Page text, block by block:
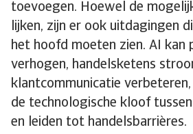
toevoegen. Hoewel de
lijken, zijn er ook uitdagingen
het hoofd moeten zien. AI
verhogen, handelsketens
klantcommunicatie
de technologische kloof
en leiden tot handelsbarrières.